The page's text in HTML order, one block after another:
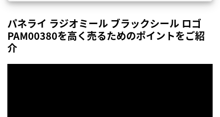
パネライ ラジオミール ブラックシール ロゴ
PAM00380を高く売るためのポイントをご紹
介